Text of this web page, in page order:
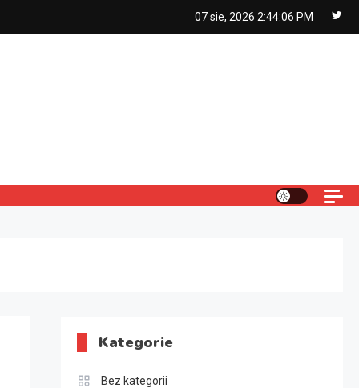
07 sie, 2026 2:44:07 PM
Kategorie
Bez kategorii